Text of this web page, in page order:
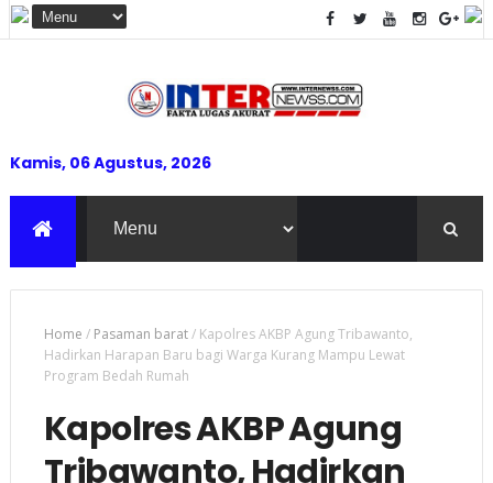
Kamis, 06 Agustus, 2026
Home / Pasaman barat/ Kapolres AKBP Agung Tribawanto,
Hadirkan Harapan Baru bagi Warga Kurang Mampu Lewat
Program Bedah Rumah
Kapolres AKBP Agung
Tribawanto, Hadirkan